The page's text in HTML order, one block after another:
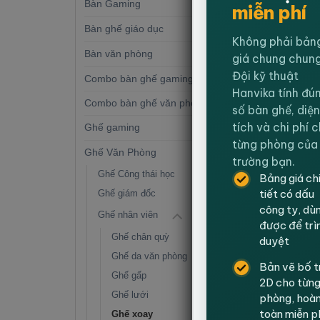
Bàn Gaming
Bàn ghế giáo dục
Bàn văn phòng
Combo bàn ghế gaming (8)
Combo bàn ghế văn phòng (8)
Ghế gaming
Ghế Văn Phòng
Ghế Công thái học
Ghế giám đốc
Ghế nhân viên
Ghế chân quỳ
Ghế da văn phòng
Ghế gấp
Ghế lưới
Ghế xoay
Ghế
Cấp –
-33%
Ghế
Đen
miễn phí
Không phải
giá chung
Đội kỹ thuật
Hanvika tính
số bàn ghế, diện
tích và chi phí
từng phòng của
trường bạn.
Bảng giá chi
tiết có dấu
công ty,
được để
duyệt
Bản vẽ bố
2D cho từng
phòng,
toàn miễn